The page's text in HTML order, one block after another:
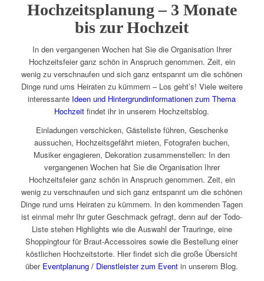
Hochzeitsplanung – 3 Monate
bis zur Hochzeit
In den vergangenen Wochen hat Sie die Organisation Ihrer
Hochzeitsfeier ganz schön in Anspruch genommen. Zeit, ein
wenig zu verschnaufen und sich ganz entspannt um die schönen
Dinge rund ums Heiraten zu kümmern – Los geht’s! Viele weitere
interessante Ideen und Hintergrundinformationen zum Thema
Hochzeit findet ihr in unserem Hochzeitsblog.
Einladungen verschicken, Gästeliste führen, Geschenke
aussuchen, Hochzeitsgefährt mieten, Fotografen buchen,
Musiker engagieren, Dekoration zusammenstellen: In den
vergangenen Wochen hat Sie die Organisation Ihrer
Hochzeitsfeier ganz schön in Anspruch genommen. Zeit, ein
wenig zu verschnaufen und sich ganz entspannt um die schönen
Dinge rund ums Heiraten zu kümmern. In den kommenden Tagen
ist einmal mehr Ihr guter Geschmack gefragt, denn auf der Todo-
Liste stehen Highlights wie die Auswahl der Trauringe, eine
Shoppingtour für Braut-Accessoires sowie die Bestellung einer
köstlichen Hochzeitstorte. Hier findet sich die große Übersicht
über Eventplanung / Dienstleister zum Event in unserem Blog.